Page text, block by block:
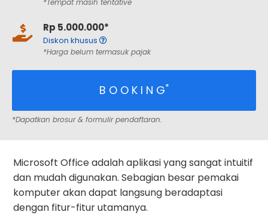
Rp 5.000.000*
Diskon khusus
*Harga belum termasuk pajak
B O O K I N G*
*Dapatkan brosur & formulir pendaftaran.
Microsoft Office adalah aplikasi yang sangat intuitif
dan mudah digunakan. Sebagian besar pemakai
komputer akan dapat langsung beradaptasi
dengan fitur-fitur utamanya.